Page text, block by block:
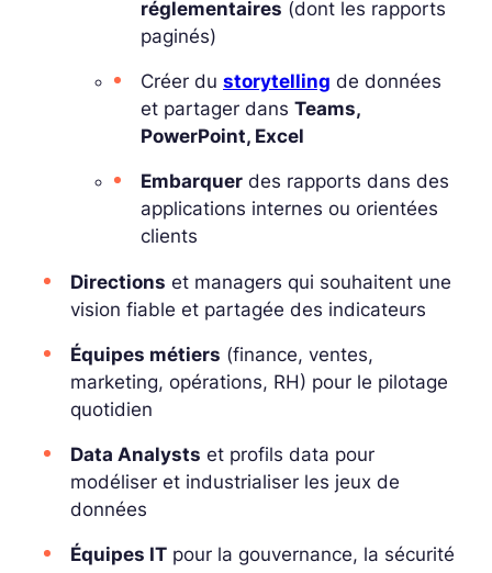
réglementaires (dont les rapports
paginés)
Créer du storytelling de données
et partager dans Teams,
PowerPoint, Excel
Embarquer des rapports dans des
applications internes ou orientées
clients
Directions et managers qui souhaitent une
vision fiable et partagée des indicateurs
Équipes métiers (finance, ventes,
marketing, opérations, RH) pour le pilotage
quotidien
Data Analysts et profils data pour
modéliser et industrialiser les jeux de
données
Équipes IT pour la gouvernance, la sécurité